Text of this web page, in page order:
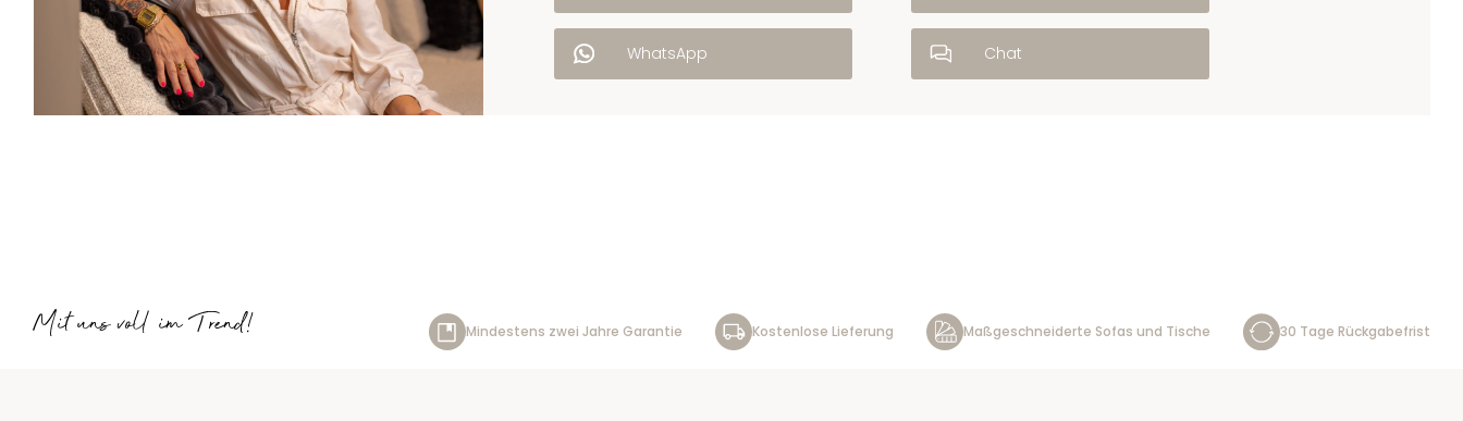
WhatsApp Chat
Mit uns voll im Trend! Mindestens zwei Jahre Garantie Kostenlose Lieferung Maßgeschneiderte Sofas und Tische 30 Tage Rückgabefrist